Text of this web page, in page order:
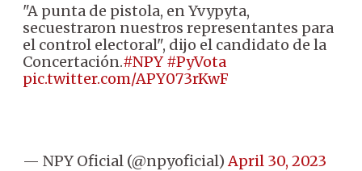
"A punta de pistola, en Yvypyta,
secuestraron nuestros representantes para
el control electoral", dijo el candidato de la
Concertación.#NPY #PyVota
pic.twitter.com/APY073rKwF
— NPY Oficial (@npyoficial)April 30, 2023